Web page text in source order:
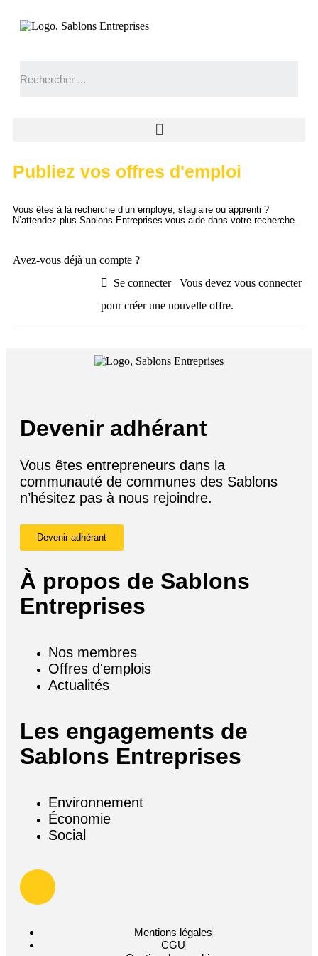
Publiez vos offres d'emploi
Vous êtes à la recherche d’un employé, stagiaire ou apprenti ?
N’attendez-plus Sablons Entreprises vous aide dans votre recherche.
Avez-vous déjà un compte ?
Se connecter
pour créer une nouvelle offre.
Les engagements de
Sablons Entreprises
Environnement
Économie
Social
À propos de Sablons
Entreprises
Nos membres
Offres d'emplois
Actualités
Devenir adhérant
Vous êtes entrepreneurs dans la
communauté de communes des Sablons
n’hésitez pas à nous rejoindre.
Devenir adhérant
Mentions légales
CGU